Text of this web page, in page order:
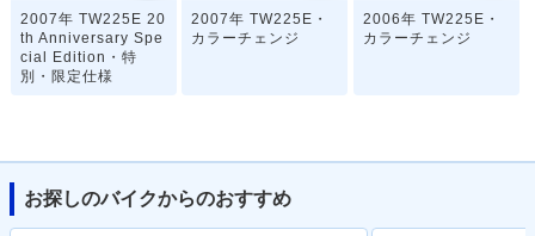
2007年 TW225E 20
th Anniversary Spe
cial Edition・特
別・限定仕様
2007年 TW225E・
カラーチェンジ
2006年 TW225E・
カラーチェンジ
お探しのバイクからのおすすめ